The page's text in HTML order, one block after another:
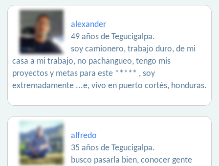
alexander
49 años de Tegucigalpa.
soy camionero, trabajo duro, de mi
casa a mi trabajo, no pachangueo, tengo mis
proyectos y metas para este ***** , soy
extremadamente ...e, vivo en puerto cortés, honduras.
alfredo
35 años de Tegucigalpa.
busco pasarla bien, conocer gente